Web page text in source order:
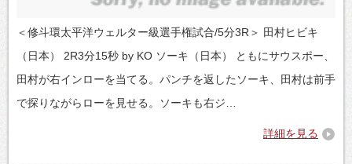
＜修斗環太平洋ウェルター級選手権試合/5分3R＞ 田村ヒビキ
（日本） 2R3分15秒 by KO ソーキ（日本） ともにサウスポー、
田村が右インローを当てる。パンチを返したソーキ、田村は前手
で探りながらローを見せる。ソーキも右ジ…
詳細を見る